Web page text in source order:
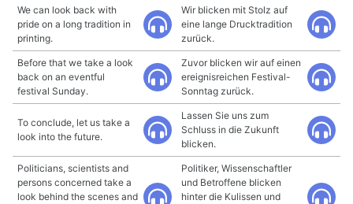
We can look back with
pride on a long tradition in
printing.
Wir blicken mit Stolz auf
eine lange Drucktradition
zurück.
Before that we take a look
back on an eventful
festival Sunday.
Zuvor blicken wir auf einen
ereignisreichen Festival-
Sonntag zurück.
To conclude, let us take a
look into the future.
Lassen Sie uns zum
Schluss in die Zukunft
blicken.
Politicians, scientists and
persons concerned take a
look behind the scenes and
Politiker, Wissenschaftler
und Betroffene blicken
hinter die Kulissen und